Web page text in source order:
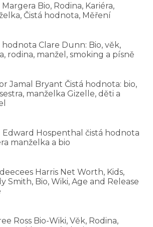
Bio, Rodina, Kariéra,
Čistá hodnota, Měření
hodnota Clare Dunn: Bio, věk,
rodina, manžel, smoking a písně
Jamal Bryant Čistá hodnota: bio,
manželka Gizelle, děti a
Edward Hospenthal čistá hodnota
manželka a bio
Harris Net Worth, Kids,
Smith, Bio, Wiki, Age and Release
Ross Bio-Wiki, Věk, Rodina,